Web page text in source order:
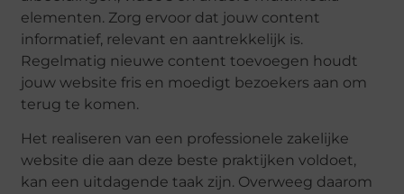
elementen. Zorg ervoor dat jouw content
informatief, relevant en aantrekkelijk is.
Regelmatig nieuwe content toevoegen houdt
jouw website fris en moedigt bezoekers aan om
terug te komen.
Het realiseren van een professionele zakelijke
website die aan deze beste praktijken voldoet,
kan een uitdagende taak zijn. Overweeg daarom